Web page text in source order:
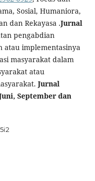
Sosial, Humaniora,
dan Rekayasa .Jurnal
pengabdian
atau implementasinya
masyarakat dalam
atau
Jurnal
September dan